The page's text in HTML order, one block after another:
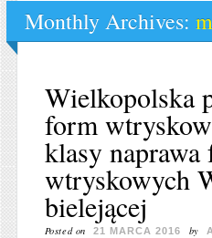
Monthly Archives:
Wielkopolska
form
klasy naprawa
wtryskowych
bielejącej
Posted on 21 MARCA 2016 by